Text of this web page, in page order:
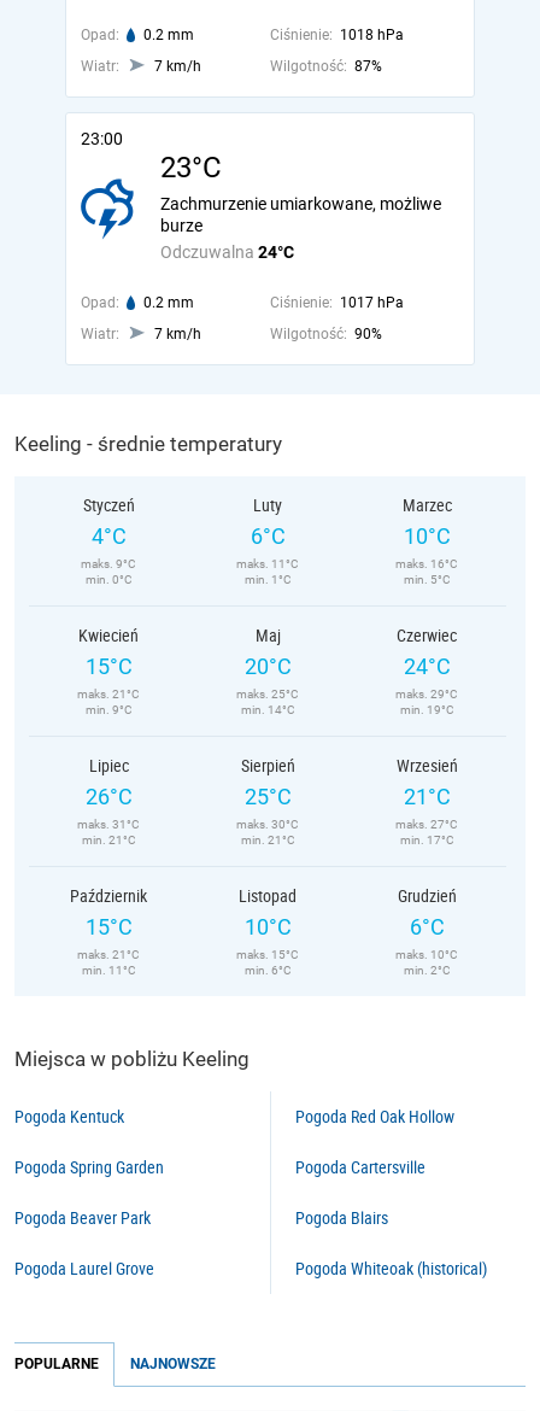
Opad: 0.2 mm Ciśnienie: 1018 hPa
Wiatr:
7 km/h Wilgotność: 87%
23:00
23°C
Odczuwalna 24°C
Zachmurzenie umiarkowane, możliwe
burze
Opad: 0.2 mm Ciśnienie: 1017 hPa
Wiatr:
7 km/h Wilgotność: 90%
Keeling - średnie temperatury
Styczeń
4°C
maks. 9°C
min. 0°C
Luty
6°C
maks. 11°C
min. 1°C
Marzec
10°C
maks. 16°C
min. 5°C
Kwiecień
15°C
maks. 21°C
min. 9°C
Maj
20°C
maks. 25°C
min. 14°C
Czerwiec
24°C
maks. 29°C
min. 19°C
Lipiec
26°C
maks. 31°C
min. 21°C
Sierpień
25°C
maks. 30°C
min. 21°C
Wrzesień
21°C
maks. 27°C
min. 17°C
Październik
15°C
maks. 21°C
min. 11°C
Listopad
10°C
maks. 15°C
min. 6°C
Grudzień
6°C
maks. 10°C
min. 2°C
Miejsca w pobliżu Keeling
Pogoda Kentuck
Pogoda Spring Garden
Pogoda Beaver Park
Pogoda Laurel Grove
Pogoda Red Oak Hollow
Pogoda Cartersville
Pogoda Blairs
Pogoda Whiteoak (historical)
POPULARNE NAJNOWSZE